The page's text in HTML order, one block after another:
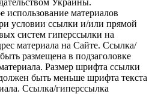
Украины.
использование материалов
условии ссылки и/или прямой
систем гиперссылки на
материала на Сайте. Ссылка/
размещена в подзаголовке
Размер шрифта ссылки
быть меньше шрифта текста
Ссылка/гиперссылка